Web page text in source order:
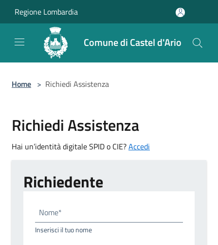
Regione Lombardia
Comune di Castel d'Ario
Home > Richiedi Assistenza
Richiedi Assistenza
Hai un’identità digitale SPID o CIE?Accedi
Richiedente
Nome*
Inserisci il tuo nome